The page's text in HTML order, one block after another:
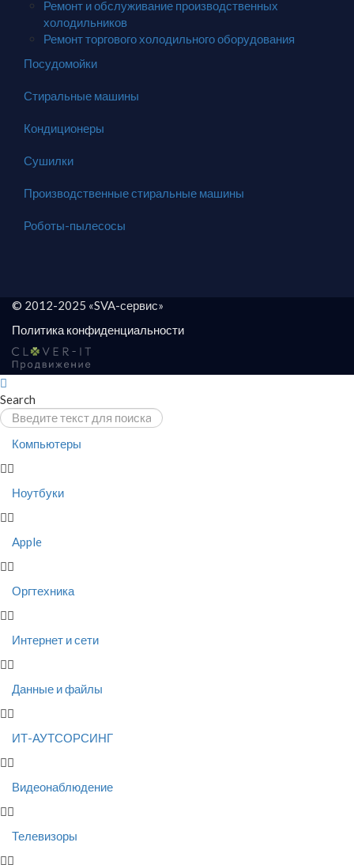
Ремонт и обслуживание производственных
холодильников
Ремонт торгового холодильного оборудования
Посудомойки
Стиральные машины
Кондиционеры
Сушилки
Производственные стиральные машины
Роботы-пылесосы
© 2012-2025 «SVA-сервис»
Политика конфиденциальности
Search
Компьютеры
Ноутбуки
Apple
Оргтехника
Интернет и сети
Данные и файлы
ИТ-АУТСОРСИНГ
Видеонаблюдение
Телевизоры